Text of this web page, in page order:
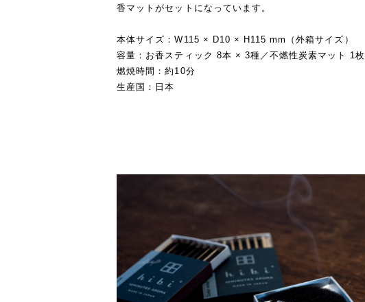
香マットがセットになっています。
本体サイズ：W115 × D10 × H115 mm（外箱サイズ）
容量：お香スティック 8本 × 3種／不燃性炭素マット 1枚
燃焼時間：約10分
生産国：日本